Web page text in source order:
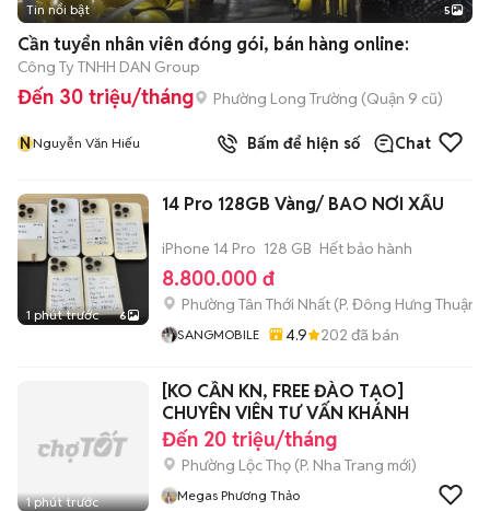
Tin nổi bật 5
Cần tuyển nhân viên đóng gói, bán hàng online:
Công Ty TNHH DAN Group
Đến 30 triệu/tháng Phường Long Trường (Quận 9 cũ)
NNguyễn Văn Hiếu Bấm để hiện số Chat
1 phút trước 6
14 Pro 128GB Vàng/ BAO NƠI XẤU
iPhone 14 Pro 128 GB Hết bảo hành
8.800.000 đ
Phường Tân Thới Nhất (P. Đông Hưng Thuận
SANGMOBILE 4.9 202 đã bán
1 phút trước
[KO CẦN KN, FREE ĐÀO TẠO]
CHUYÊN VIÊN TƯ VẤN KHÁNH
Đến 20 triệu/tháng
Phường Lộc Thọ (P. Nha Trang mới)
Megas Phương Thảo